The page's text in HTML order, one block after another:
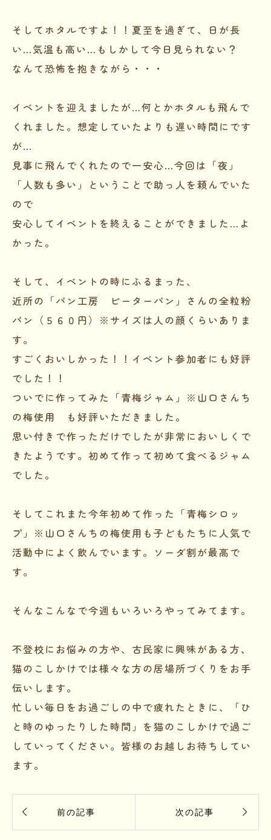
そしてホタルですよ！！夏至を過ぎて、日が長
い…気温も高い…もしかして今日見られない？
なんて恐怖を抱きながら・・・
イベントを迎えましたが…何とかホタルも飛んで
くれました。想定していたよりも遅い時間にです
が…
見事に飛んでくれたので一安心…今回は「夜」
「人数も多い」ということで助っ人を頼んでいた
ので
安心してイベントを終えることができました…よ
かった。
そして、イベントの時にふるまった、
近所の「パン工房 ピーターパン」さんの全粒粉
パン（５６０円）※サイズは人の顔くらいありま
す。
すごくおいしかった！！イベント参加者にも好評
でした！！
ついでに作ってみた「青梅ジャム」※山口さんち
の梅使用 も好評いただきました。
思い付きで作っただけでしたが非常においしくで
きたようです。初めて作って初めて食べるジャム
でした。
そしてこれまた今年初めて作った「青梅シロッ
プ」※山口さんちの梅使用も子どもたちに人気で
活動中によく飲んでいます。ソーダ割が最高で
す。
そんなこんなで今週もいろいろやってみてます。
不登校にお悩みの方や、古民家に興味がある方、
猫のこしかけでは様々な方の居場所づくりをお手
伝いします。
忙しい毎日をお過ごしの中で疲れたときに、「ひ
と時のゆったりした時間」を猫のこしかけで過ご
していってください。皆様のお越しお待ちしてい
ます。
 前の記事 次の記事 